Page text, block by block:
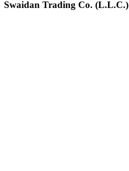
Swaidan Trading Co. (L.L.C.)